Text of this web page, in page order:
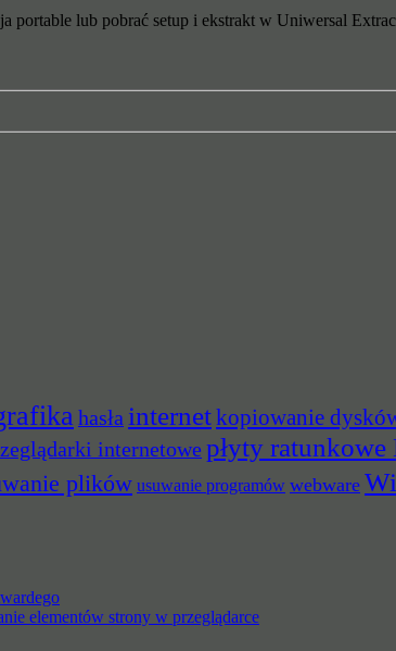
lub pobrać setup i ekstrakt w Uniwersal
hasła internetkopiowanie
internetowe płyty
plików usuwanie programów webware
elementów strony w przeglądarce